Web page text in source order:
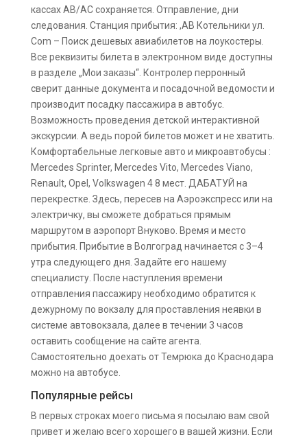
кассах АВ/АС сохраняется. Отправление, дни
следования. Станция прибытия: ,АВ Котельники ул.
Com – Поиск дешевых авиабилетов на лоукостеры.
Все реквизиты билета в электронном виде доступны
в разделе „Мои заказы“. Контролер перронный
сверит данные документа и посадочной ведомости и
производит посадку пассажира в автобус.
Возможность проведения детской интерактивной
экскурсии. А ведь порой билетов может и не хватить.
Комфортабельные легковые авто и микроавтобусы :
Merсedes Sprinter, Merсedes Vito, Merсedes Viano,
Renault, Opel, Volkswagen 4 8 мест. ДАБАТУЙ на
перекрестке. Здесь, пересев на Аэроэкспресс или на
электричку, вы сможете добраться прямым
маршрутом в аэропорт Внуково. Время и место
прибытия. Прибытие в Волгоград начинается с 3–4
утра следующего дня. Задайте его нашему
специалисту. После наступления времени
отправления пассажиру необходимо обратится к
дежурному по вокзалу для проставления неявки в
системе автовокзала, далее в течении 3 часов
оставить сообщение на сайте агента.
Самостоятельно доехать от Темрюка до Краснодара
можно на автобусе.
Популярные рейсы
В первых строках моего письма я посылаю вам свой
привет и желаю всего хорошего в вашей жизни. Если